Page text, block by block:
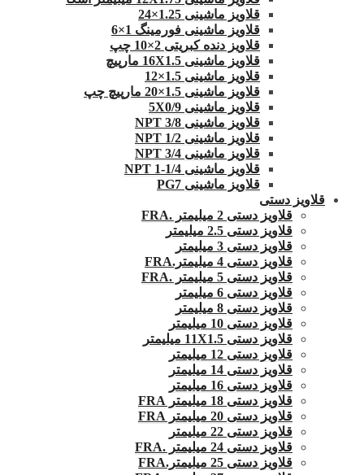
قلاویز ماشینی 1.25×24
قلاویز ماشینی فورمینگ 1×6
قلاویز دنده کبریتی 2×10 چپ
قلاویز ماشینی 16X1.5 مارپیچ
قلاویز ماشینی 1.5×12
قلاویز ماشینی 1.5×20 مارپیچ چپ
قلاویز ماشینی 5X0/9
قلاویز ماشینی 3/8 NPT
قلاویز ماشینی 1/2 NPT
قلاویز ماشینی 3/4 NPT
قلاویز ماشینی 1/4-1 NPT
قلاویز ماشینی PG7
قلاویز دستی
قلاویز دستی 2 میلیمتر .FRA
قلاویز دستی 2.5 میلیمتر
قلاویز دستی 3 میلیمتر
قلاویز دستی 4 میلیمتر.FRA
قلاویز دستی 5 میلیمتر .FRA
قلاویز دستی 6 میلیمتر
قلاویز دستی 8 میلیمتر
قلاویز دستی 10 میلیمتر
قلاویز دستی 11X1.5 میلیمتر
قلاویز دستی 12 میلیمتر
قلاویز دستی 14 میلیمتر
قلاویز دستی 16 میلیمتر
قلاویز دستی 18 میلیمتر FRA
قلاویز دستی 20 میلیمتر FRA
قلاویز دستی 22 میلیمتر
قلاویز دستی 24 میلیمتر .FRA
قلاویز دستی 25 میلیمتر.FRA